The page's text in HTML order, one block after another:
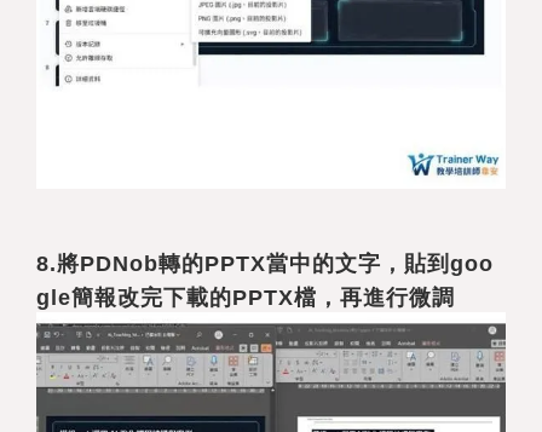
8.將PDNob轉的PPTX當中的文字，貼到goo
gle簡報改完下載的PPTX檔，再進行微調